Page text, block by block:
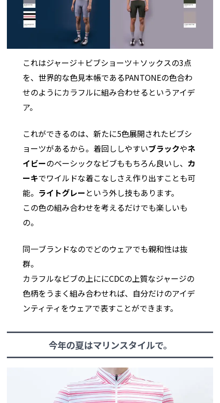
これはジャージ＋ビブショーツ＋ソックスの3点
を、世界的な色見本帳であるPANTONEの色合わ
せのようにカラフルに組み合わせるというアイデ
ア。
これができるのは、新たに5色展開されたビブシ
ョーツがあるから。着回ししやすいブラックやネ
イビーのベーシックなビブももちろん良いし、 カ
ーキでワイルドな着こなしさえ作り出すことも可
能。 ライトグレー という外し技もあります。
この色の組み合わせを考えるだけでも楽しいも
の。
同一ブランドなのでどのウェアでも親和性は抜
群。
カラフルなビブの上ににCDCの上質なジャージの
色柄をうまく組み合わせれば、自分だけのアイデ
ンティティをウェアで表すことができます。
今年の夏はマリンスタイルで。